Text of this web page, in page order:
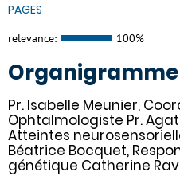
PAGES
relevance: 100%
Organigramme
Pr. Isabelle Meunier,
Ophtalmologiste Pr.
Atteintes
Béatrice Bocquet,
génétique Catherine